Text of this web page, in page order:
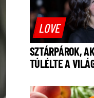
LOVE
SZTÁRPÁROK,
TÚLÉLTE A